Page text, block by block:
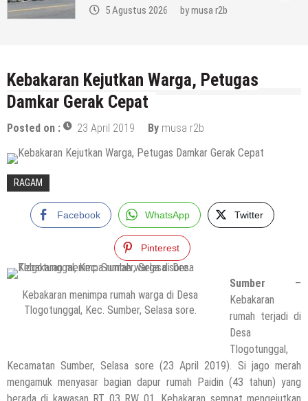
5 Agustus 2026 bymusa r2b
Kebakaran Kejutkan Warga, Petugas
Damkar Gerak Cepat
Posted on : 23 April 2019 By musa r2b
RAGAM
Facebook WhatsApp Twitter
Pinterest
Kebakaran menimpa rumah warga di Desa
Tlogotunggal, Kec. Sumber, Selasa sore.
Sumber –
Kebakaran
rumah terjadi di
Desa
Tlogotunggal,
Kecamatan Sumber, Selasa sore (23 April 2019). Si jago merah
mengamuk menyasar bagian dapur rumah Paidin (43 tahun) yang